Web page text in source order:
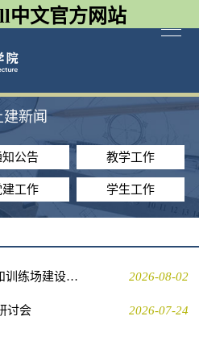
文官方网站
建新闻
知公告 教学工作
建工作 学生工作
2026-08-02
学校主办具身智能底座联盟和训练场建设工作座谈会
2026-07-24
讨会